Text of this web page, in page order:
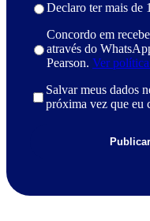
Declaro ter mais de
Concordo em
através do
Pearson. Ver
Salvar meus dados
próxima vez que eu